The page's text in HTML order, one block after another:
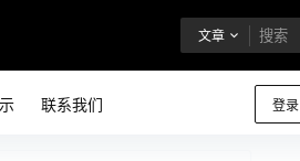
文章
登录
联系我们